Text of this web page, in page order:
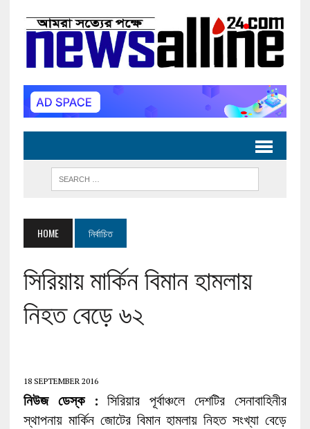
HOME নির্বাচিত
সিরিয়ায় মার্কিন বিমান হামলায়
নিহত বেড়ে ৬২
18 SEPTEMBER 2016
নিউজ ডেস্ক : সিরিয়ার পূর্বাঞ্চলে দেশটির সেনাবাহিনীর
স্থাপনায় মার্কিন জোটের বিমান হামলায় নিহত সংখ্যা বেড়ে